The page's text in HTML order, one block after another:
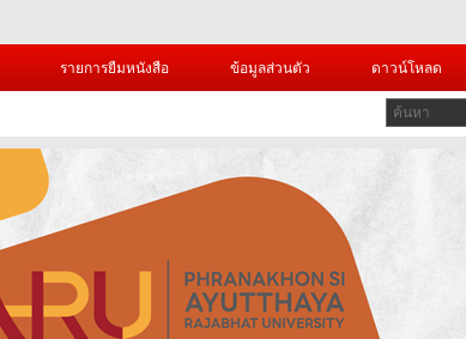
รายการยืมหนังสือ ข้อมูลส่วนตัว ดาวน์โหลด